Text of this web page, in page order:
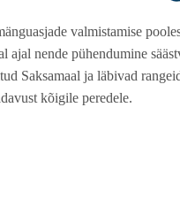
valmistamise
ajal nende pühendumine
Saksamaal ja läbivad
kõigile peredele.